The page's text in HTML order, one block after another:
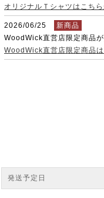
オリジナルＴシャツはこちら
2026/06/25
新商品
WoodWick直営店限定商品
WoodWick直営店限定商品
発送予定日